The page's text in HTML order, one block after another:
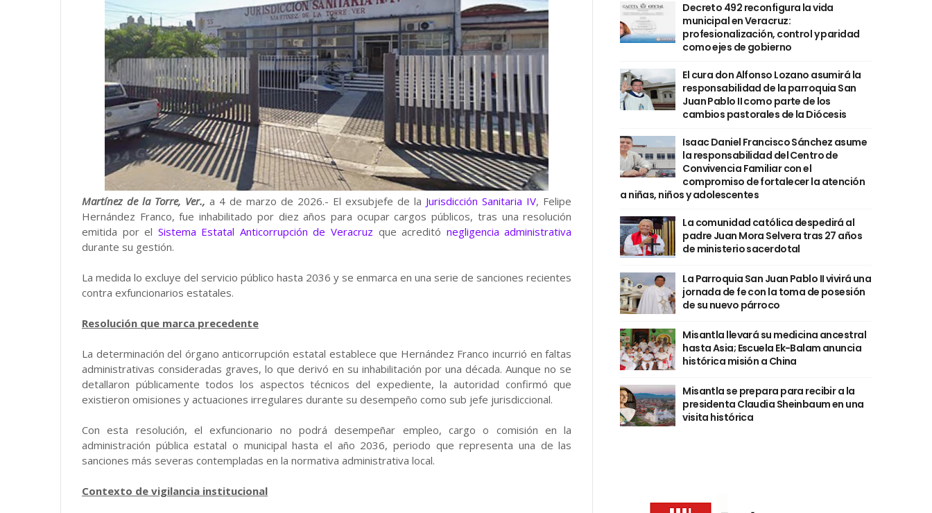
Martínez de la Torre, Ver., a 4 de marzo de 2026.- El exsubjefe de la Jurisdicción Sanitaria IV, Felipe
Hernández Franco, fue inhabilitado por diez años para ocupar cargos públicos, tras una resolución
emitida por el Sistema Estatal Anticorrupción de Veracruz que acreditó negligencia administrativa
durante su gestión.
La medida lo excluye del servicio público hasta 2036 y se enmarca en una serie de sanciones recientes
contra exfuncionarios estatales.
Resolución que marca precedente
La determinación del órgano anticorrupción estatal establece que Hernández Franco incurrió en faltas
administrativas consideradas graves, lo que derivó en su inhabilitación por una década. Aunque no se
detallaron públicamente todos los aspectos técnicos del expediente, la autoridad confirmó que
existieron omisiones y actuaciones irregulares durante su desempeño como sub jefe jurisdiccional.
Con esta resolución, el exfuncionario no podrá desempeñar empleo, cargo o comisión en la
administración pública estatal o municipal hasta el año 2036, periodo que representa una de las
sanciones más severas contempladas en la normativa administrativa local.
Contexto de vigilancia institucional
Decreto 492 reconfigura la vida
municipal en Veracruz:
profesionalización, control y paridad
como ejes de gobierno
El cura don Alfonso Lozano asumirá la
responsabilidad de la parroquia San
Juan Pablo II como parte de los
cambios pastorales de la Diócesis
Isaac Daniel Francisco Sánchez asume
la responsabilidad del Centro de
Convivencia Familiar con el
compromiso de fortalecer la atención
a niñas, niños y adolescentes
La comunidad católica despedirá al
padre Juan Mora Selvera tras 27 años
de ministerio sacerdotal
La Parroquia San Juan Pablo II vivirá una
jornada de fe con la toma de posesión
de su nuevo párroco
Misantla llevará su medicina ancestral
hasta Asia; Escuela Ek-Balam anuncia
histórica misión a China
Misantla se prepara para recibir a la
presidenta Claudia Sheinbaum en una
visita histórica